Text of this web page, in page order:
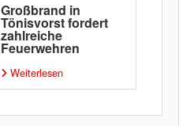
Großbrand in
Tönisvorst fordert
zahlreiche
Feuerwehren
Weiterlesen